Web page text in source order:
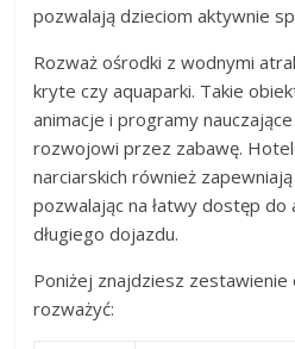
pozwalają dzieciom aktywnie
Rozważ ośrodki z wodnymi
kryte czy aquaparki. Takie
animacje i programy
rozwojowi przez zabawę.
narciarskich również
pozwalając na łatwy dostęp
długiego dojazdu.
Poniżej znajdziesz
rozważyć: